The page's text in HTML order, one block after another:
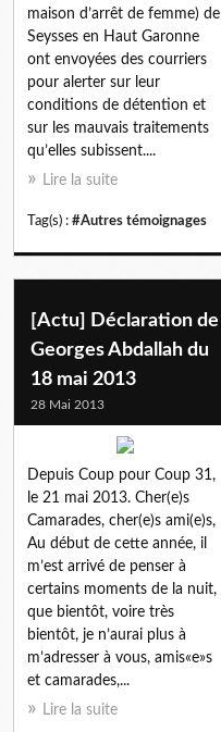
maison d’arrêt de femme) de
Seysses en Haut Garonne
ont envoyées des courriers
pour alerter sur leur
conditions de détention et
sur les mauvais traitements
qu’elles subissent....
Lire la suite
Tag(s) : #Autres témoignages
[Actu] Déclaration de
Georges Abdallah du
18 mai 2013
28 Mai 2013
Depuis Coup pour Coup 31,
le 21 mai 2013. Cher(e)s
Camarades, cher(e)s ami(e)s,
Au début de cette année, il
m’est arrivé de penser à
certains moments de la nuit,
que bientôt, voire très
bientôt, je n’aurai plus à
m’adresser à vous, amis«e»s
et camarades,...
Lire la suite